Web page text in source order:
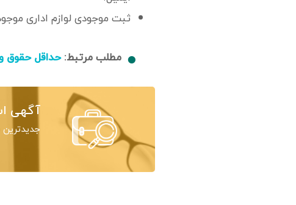
ثبت موجودی لوازم اداری
مطلب مرتبط:حداقل حقوق
آگهی